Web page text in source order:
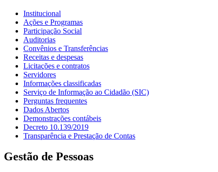
Institucional
Ações e Programas
Participação Social
Auditorias
Convênios e Transferências
Receitas e despesas
Licitações e contratos
Servidores
Informações classificadas
Serviço de Informação ao Cidadão (SIC)
Perguntas frequentes
Dados Abertos
Demonstrações contábeis
Decreto 10.139/2019
Transparência e Prestação de Contas
Gestão de Pessoas